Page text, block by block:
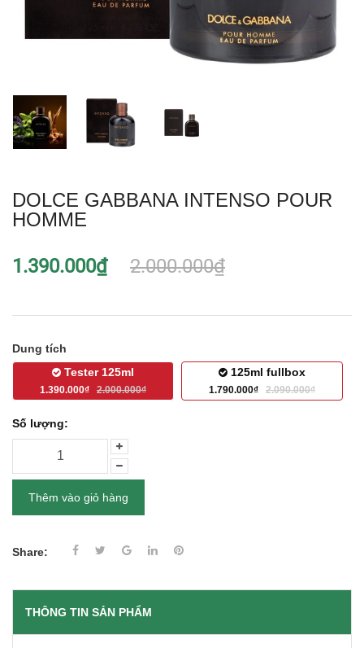
DOLCE GABBANA INTENSO POUR
HOMME
1.390.000₫ 2.000.000₫
Dung tích
Tester 125ml
1.390.000₫ 2.000.000₫
125ml fullbox
1.790.000₫ 2.090.000₫
Số lượng:
Thêm vào giỏ hàng
Share:
THÔNG TIN SẢN PHẨM